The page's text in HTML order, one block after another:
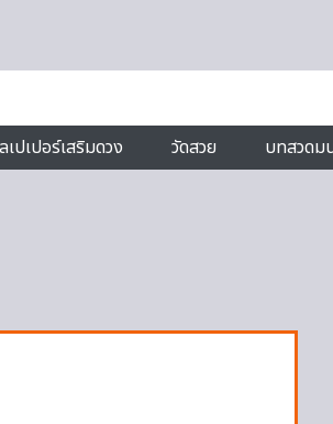
เปเปอร์เสริมดวง วัดสวย บทสวดม